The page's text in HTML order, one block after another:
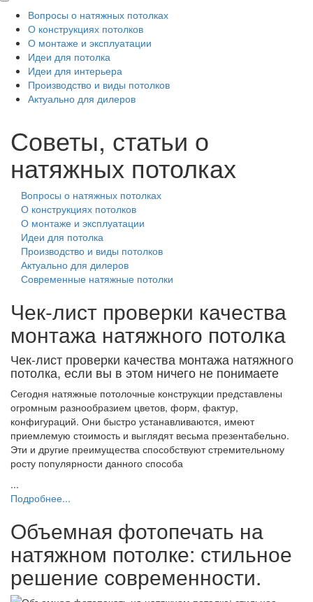
Вопросы о натяжных потолках
О конструкциях потолков
О монтаже и эксплуатации
Идеи для потолка
Идеи для интерьера
Производство и виды потолков
Актуально для дилеров
Советы, статьи о
натяжных потолках
Вопросы о натяжных потолках
О конструкциях потолков
О монтаже и эксплуатации
Идеи для потолка
Производство и виды потолков
Актуально для дилеров
Современные натяжные потолки
Чек-лист проверки качества
монтажа натяжного потолка
Чек-лист проверки качества монтажа натяжного
потолка, если вы в этом ничего не понимаете
Сегодня натяжные потолочные конструкции представлены
огромным разнообразием цветов, форм, фактур,
конфигураций. Они быстро устанавливаются, имеют
приемлемую стоимость и выглядят весьма презентабельно.
Эти и другие преимущества способствуют стремительному
росту популярности данного способа
...
Подробнее...
Объемная фотопечать на
натяжном потолке: стильное
решение современности.